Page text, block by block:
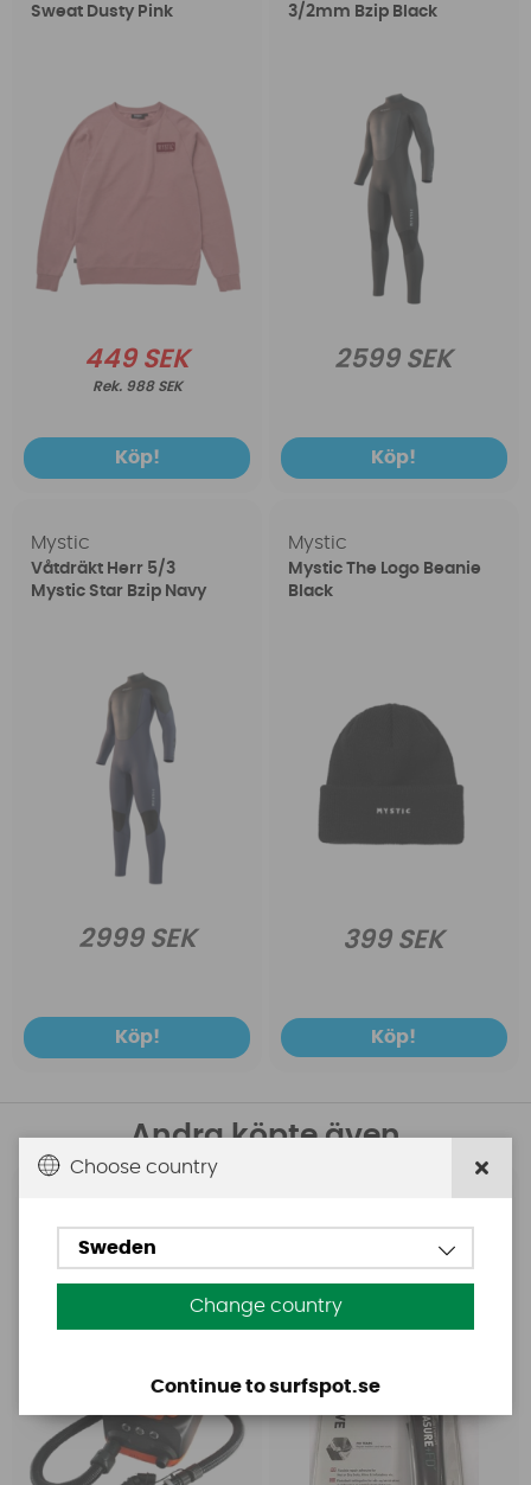
Sweat Dusty Pink
449 SEK
988 SEK
Köp!
3/2mm Bzip Black
2599 SEK
Köp!
Mystic
Våtdräkt Herr 5/3
Mystic Star Bzip Navy
2999 SEK
Köp!
Mystic
Mystic The Logo Beanie
Black
399 SEK
Köp!
Andra köpte även
Base Rechargeable
SUP Pump
Aquasure FD
Choose country
Sweden
Change country
Continue to surfspot.se